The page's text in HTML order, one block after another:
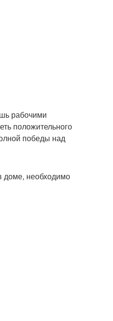
рабочими
положительного
победы над
доме, необходимо